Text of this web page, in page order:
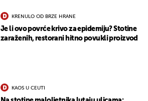
KRENULO OD BRZE HRANE
Je li ovo povrće krivo za epidemiju? Stotine
zaraženih, restorani hitno povukli proizvod
KAOS U CEUTI